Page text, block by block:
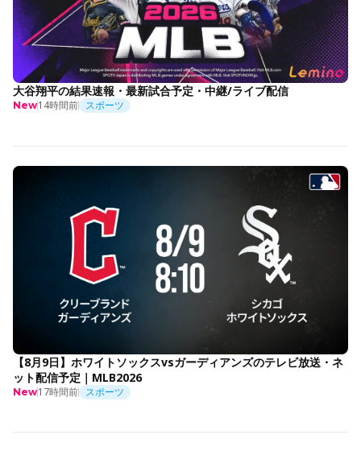
大谷翔平の結果速報・最新試合予定・中継/ライブ配信
New14時間前 スポーツ
【8月9日】ホワイトソックスvsガーディアンズのテレビ放送・ネ
ット配信予定｜MLB2026
New17時間前 スポーツ